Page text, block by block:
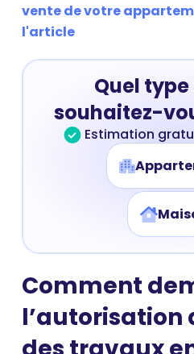
vente de votre
l'article
Quel
souhaitez-
Estimation
Comment
l’autorisation